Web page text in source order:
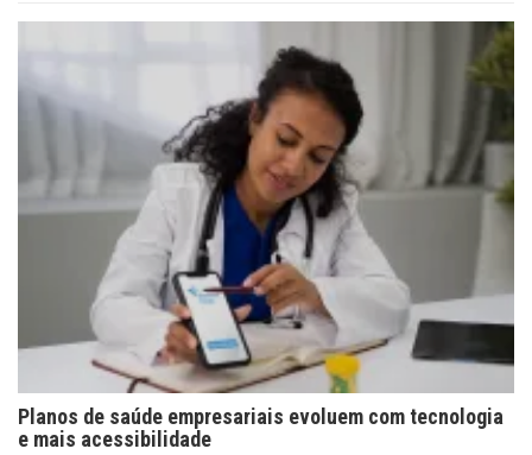
Planos de saúde empresariais evoluem com tecnologia
e mais acessibilidade